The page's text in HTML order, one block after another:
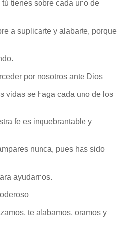
tienes sobre cada uno de
a suplicarte y alabarte, porque
por nosotros ante Dios
vidas se haga cada uno de los
fe es inquebrantable y
nunca, pues has sido
ayudarnos.
te alabamos, oramos y